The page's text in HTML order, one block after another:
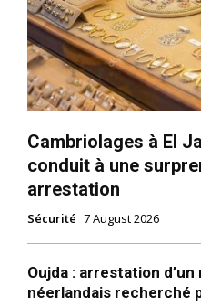
Cambriolages à El
conduit à une
arrestation
Sécurité 7 August 2026
Oujda : arrestation
néerlandais recherché